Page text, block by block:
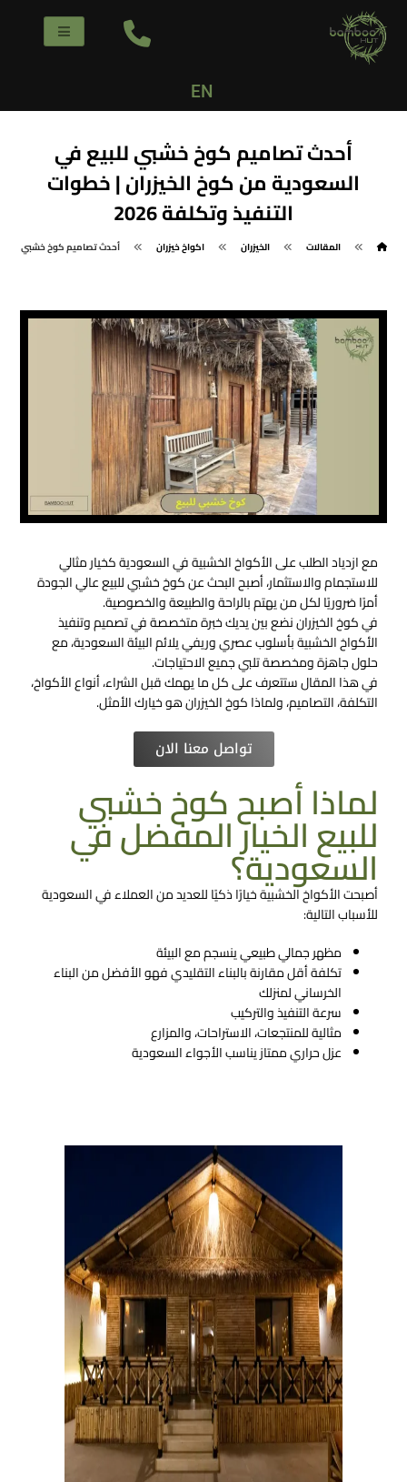
EN
أحدث تصاميم كوخ خشبي للبيع في
السعودية من كوخ الخيزران | خطوات
التنفيذ وتكلفة 2026
المقالات الخيزران اكواخ خيزران أحدث تصاميم كوخ خشبي للبيع
مع ازدياد الطلب على الأكواخ الخشبية في السعودية كخيار مثالي
للاستجمام والاستثمار، أصبح البحث عن كوخ خشبي للبيع​ عالي الجودة
أمرًا ضروريًا لكل من يهتم بالراحة والطبيعة والخصوصية.
في كوخ الخيزران نضع بين يديك خبرة متخصصة في تصميم وتنفيذ
الأكواخ الخشبية بأسلوب عصري وريفي يلائم البيئة السعودية، مع
حلول جاهزة ومخصصة تلبي جميع الاحتياجات.
في هذا المقال ستتعرف على كل ما يهمك قبل الشراء، أنواع الأكواخ،
التكلفة، التصاميم، ولماذا كوخ الخيزران هو خيارك الأمثل.
تواصل معنا الان
لماذا أصبح كوخ خشبي
للبيع​ الخيار المفضل في
السعودية؟
أصبحت الأكواخ الخشبية خيارًا ذكيًا للعديد من العملاء في السعودية
للأسباب التالية:
مظهر جمالي طبيعي ينسجم مع البيئة
تكلفة أقل مقارنة بالبناء التقليدي فهو الأفضل من البناء
الخرساني لمنزلك
سرعة التنفيذ والتركيب
مثالية للمنتجعات، الاستراحات، والمزارع
عزل حراري ممتاز يناسب الأجواء السعودية